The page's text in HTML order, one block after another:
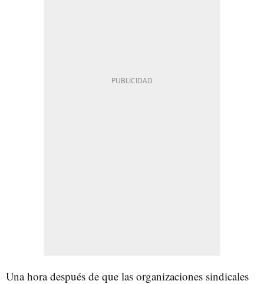
Una hora después de que las organizaciones sindicales